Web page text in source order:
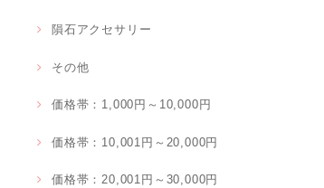
隕石アクセサリー
その他
価格帯：1,000円～10,000円
価格帯：10,001円～20,000円
価格帯：20,001円～30,000円